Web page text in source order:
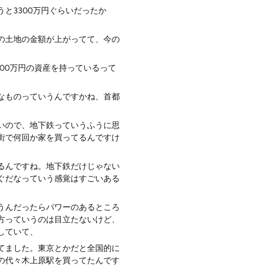
と3300万円ぐらいだったか
土地の金額が上がってて、今の
万円の資産を持っているって
ものっていうんですかね、首都
ので、地下鉄っていうふうに思
で何回か家を買ってるんですけ
んですね。地下鉄だけじゃない
だなっていう感覚はすごいある
んだったらパワーのあるところ
ていうのは目立たないけど、
いて、
ました。東京とかだと全国的に
代々木上原駅を買ってたんです